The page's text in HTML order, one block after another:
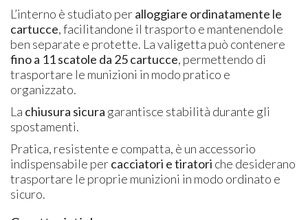
L’interno è studiato peralloggiare ordinatamente le
cartucce, facilitandone il trasporto e mantenendole
ben separate e protette. La valigetta può contenere
fino a 11 scatole da 25 cartucce, permettendo di
trasportare le munizioni in modo pratico e
organizzato.
La chiusura sicura garantisce stabilità durante gli
spostamenti.
Pratica, resistente e compatta, è un accessorio
indispensabile percacciatori e tiratori che desiderano
trasportare le proprie munizioni in modo ordinato e
sicuro.